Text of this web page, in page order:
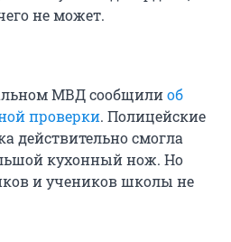
не может.
МВД сообщилиоб
проверки. Полицейские
действительно смогла
кухонный нож. Но
и учеников школы не